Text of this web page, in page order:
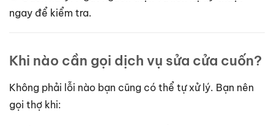
ngay để kiểm tra.
Khi nào cần gọi dịch vụ sửa cửa cuốn?
Không phải lỗi nào bạn cũng có thể tự xử lý. Bạn nên
gọi thợ khi: